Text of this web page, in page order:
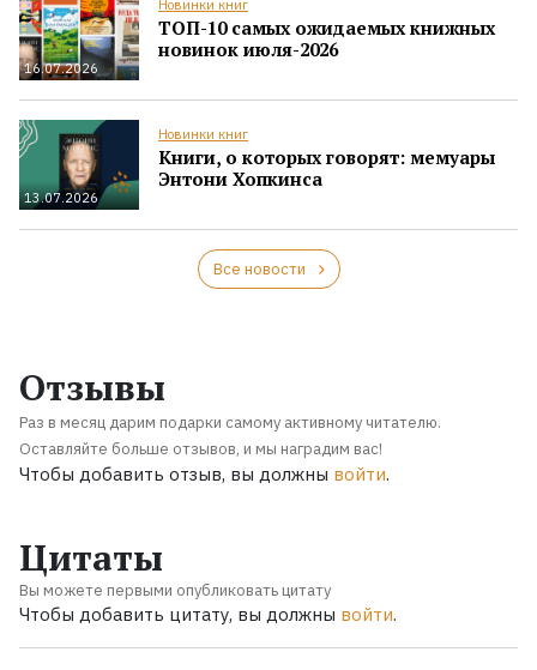
16.07.2026
Новинки книг
ТОП-10 самых ожидаемых книжных
новинок июля-2026
13.07.2026
Новинки книг
Книги, о которых говорят: мемуары
Энтони Хопкинса
Все новости
Отзывы
Раз в месяц дарим подарки самому активному читателю.
Оставляйте больше отзывов, и мы наградим вас!
Чтобы добавить отзыв, вы должны войти.
Цитаты
Вы можете первыми опубликовать цитату
Чтобы добавить цитату, вы должны войти.